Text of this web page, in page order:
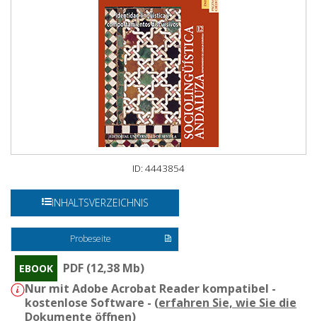
ID: 4443854
INHALTSVERZEICHNIS
Probeseite
EBOOK
PDF (12,38 Mb)
Nur mit Adobe Acrobat Reader kompatibel -
kostenlose Software - (erfahren Sie, wie Sie die
Dokumente öffnen)